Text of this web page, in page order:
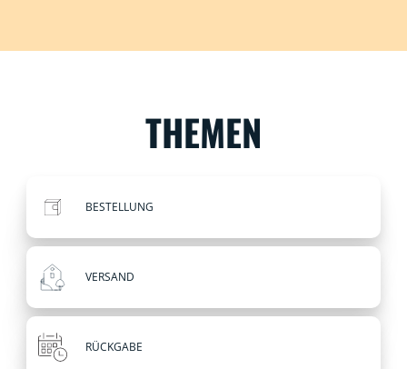
THEMEN
BESTELLUNG
VERSAND
RÜCKGABE